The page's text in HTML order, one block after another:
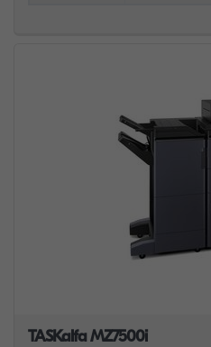
TASKalfa MZ7500i